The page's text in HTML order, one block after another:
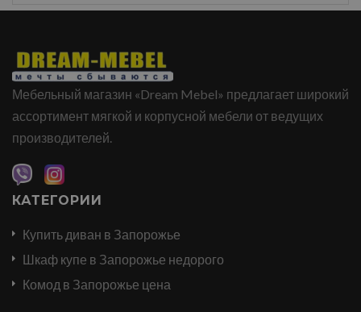
Мебельный магазин «Dream Mebel» предлагает широкий
ассортимент мягкой и корпусной мебели от ведущих
производителей.
КАТЕГОРИИ
Купить диван в Запорожье
Шкаф купе в Запорожье недорого
Комод в Запорожье цена